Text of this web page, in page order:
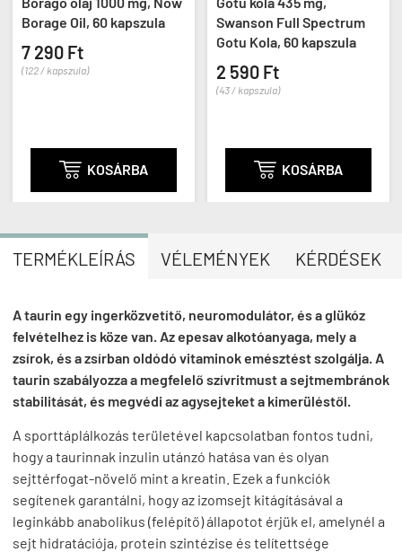
Borage Oil, 60 kapszula
7 290 Ft
(122 / kapszula)
 KOSÁRBA
Swanson Full Spectrum
Gotu Kola, 60 kapszula
2 590 Ft
(43 / kapszula)
 KOSÁRBA
TERMÉKLEÍRÁS VÉLEMÉNYEK KÉRDÉSEK
A taurin egy ingerközvetítő, neuromodulátor, és a glükóz
felvételhez is köze van. Az epesav alkotóanyaga, mely a
zsírok, és a zsírban oldódó vitaminok emésztést szolgálja. A
taurin szabályozza a megfelelő szívritmust a sejtmembránok
stabilitását, és megvédi az agysejteket a kimerüléstől.
A sporttáplálkozás területével kapcsolatban fontos tudni,
hogy a taurinnak inzulin utánzó hatása van és olyan
sejttérfogat-növelő mint a kreatin. Ezek a funkciók
segítenek garantálni, hogy az izomsejt kitágításával a
leginkább anabolikus (felépítő) állapotot érjük el, amelynél a
sejt hidratációja, protein szintézise és telítettsége